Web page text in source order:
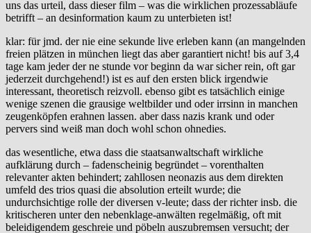
uns das urteil, dass dieser film – was die wirklichen prozessabläufe
betrifft – an desinformation kaum zu unterbieten ist!
klar: für jmd. der nie eine sekunde live erleben kann (an mangelnden
freien plätzen in münchen liegt das aber garantiert nicht! bis auf 3,4
tage kam jeder der ne stunde vor beginn da war sicher rein, oft gar
jederzeit durchgehend!) ist es auf den ersten blick irgendwie
interessant, theoretisch reizvoll. ebenso gibt es tatsächlich einige
wenige szenen die grausige weltbilder und oder irrsinn in manchen
zeugenköpfen erahnen lassen. aber dass nazis krank und oder
pervers sind weiß man doch wohl schon ohnedies.
das wesentliche, etwa dass die staatsanwaltschaft wirkliche
aufklärung durch – fadenscheinig begründet – vorenthalten
relevanter akten behindert; zahllosen neonazis aus dem direkten
umfeld des trios quasi die absolution erteilt wurde; die
undurchsichtige rolle der diversen v-leute; dass der richter insb. die
kritischeren unter den nebenklage-anwälten regelmäßig, oft mit
beleidigendem geschreie und pöbeln auszubremsen versucht; der